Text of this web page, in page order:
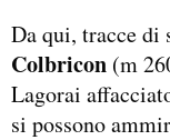
Da qui, tracce di
Colbricon (m
Lagorai
si possono